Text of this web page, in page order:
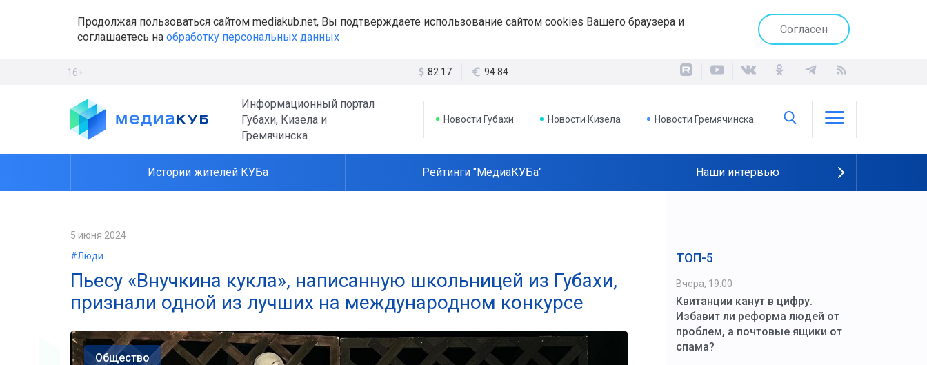
Продолжая пользоваться сайтом mediakub.net, Вы подтверждаете использование сайтом cookies Вашего браузера и
соглашаетесь на обработку персональных данных
Согласен
16+ 82.17 94.84
Информационный портал
Губахи, Кизела и
Гремячинска
Новости Губахи Новости Кизела Новости Гремячинска
Истории жителей КУБа Рейтинги "МедиаКУБа" Наши интервью
5 июня 2024
#Люди
Пьесу «Внучкина кукла», написанную школьницей из Губахи,
признали одной из лучших на международном конкурсе
Общество
ТОП-5
Вчера, 19:00
Квитанции канут в цифру.
Избавит ли реформа людей от
проблем, а почтовые ящики от
спама?